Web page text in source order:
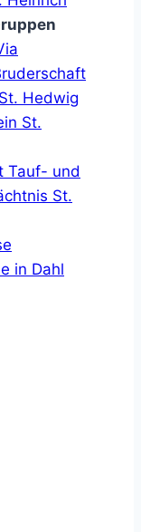
Hedwig
St.
Tauf- und
St.
in Dahl